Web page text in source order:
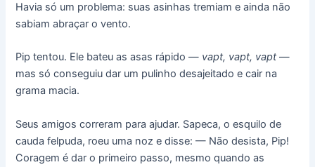
Havia só um problema: suas asinhas tremiam e ainda não
sabiam abraçar o vento.
Pip tentou. Ele bateu as asas rápido — vapt, vapt, vapt—
mas só conseguiu dar um pulinho desajeitado e cair na
grama macia.
Seus amigos correram para ajudar. Sapeca, o esquilo de
cauda felpuda, roeu uma noz e disse: — Não desista, Pip!
Coragem é dar o primeiro passo, mesmo quando as